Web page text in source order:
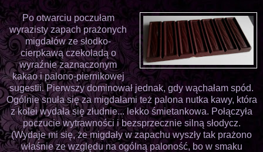
Po otwarciu poczułam
wyrazisty zapach prażonych
migdałów ze słodko-
cierpkawą czekoladą o
wyraźnie zaznaczonym
kakao i palono-piernikowej
sugestii. Pierwszy dominował jednak, gdy wąchałam spód.
Ogólnie snuła się za migdałami też palona nutka kawy, która
z kolei wydała się złudnie... lekko śmietankowa. Połączyła
poczucie wytrawności i bezsprzecznie silną słodycz.
(Wydaje mi się, że migdały w zapachu wyszły tak prażono
właśnie ze względu na ogólną paloność, bo w smaku